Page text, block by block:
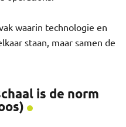
waarin technologie en
staan, maar samen de
is de norm